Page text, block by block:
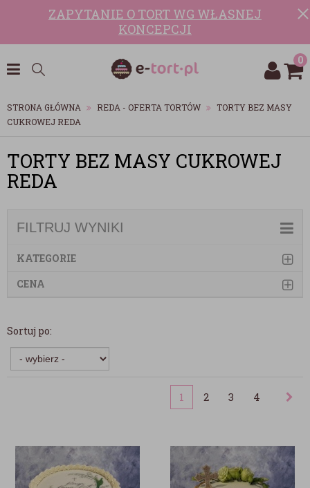
ZAPYTANIE O TORT WG WŁASNEJ
KONCEPCJI
0
STRONA GŁÓWNA REDA - OFERTA TORTÓW
TORTY BEZ MASY
CUKROWEJ REDA
TORTY BEZ MASY CUKROWEJ
REDA
FILTRUJ WYNIKI
KATEGORIE
CENA
Sortuj po:
1 2 3 4